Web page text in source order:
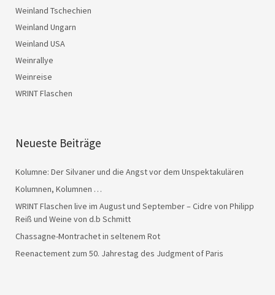
Weinland Tschechien
Weinland Ungarn
Weinland USA
Weinrallye
Weinreise
WRINT Flaschen
Neueste Beiträge
Kolumne: Der Silvaner und die Angst vor dem Unspektakulären
Kolumnen, Kolumnen …
WRINT Flaschen live im August und September – Cidre von Philipp
Reiß und Weine von d.b Schmitt
Chassagne-Montrachet in seltenem Rot
Reenactement zum 50. Jahrestag des Judgment of Paris